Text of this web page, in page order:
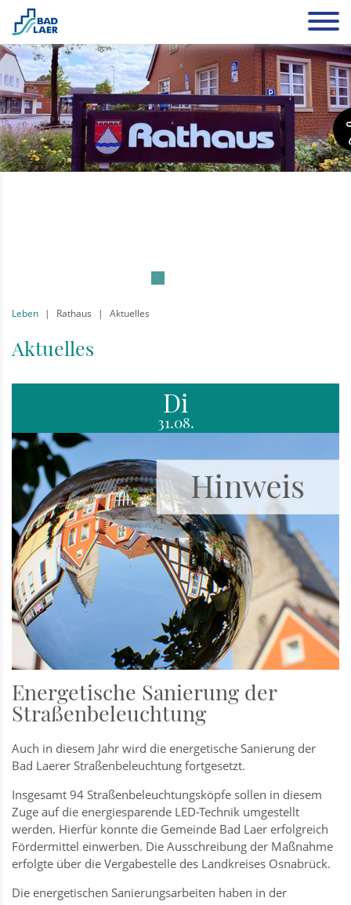
Leben Rathaus Aktuelles
Aktuelles
Di
31.08.
Energetische Sanierung der
Straßenbeleuchtung
Auch in diesem Jahr wird die energetische Sanierung der
Bad Laerer Straßenbeleuchtung fortgesetzt.
Insgesamt 94 Straßenbeleuchtungsköpfe sollen in diesem
Zuge auf die energiesparende LED-Technik umgestellt
werden. Hierfür konnte die Gemeinde Bad Laer erfolgreich
Fördermittel einwerben. Die Ausschreibung der Maßnahme
erfolgte über die Vergabestelle des Landkreises Osnabrück.
Die energetischen Sanierungsarbeiten haben in der